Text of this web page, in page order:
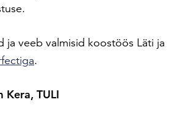
ja veeb valmisid koostöös Läti ja
.
Kera, TULI